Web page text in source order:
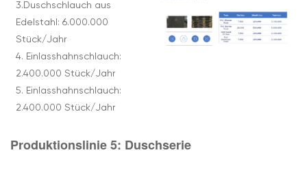
3.Duschschlauch aus
Edelstahl: 6.000.000
Stück/Jahr
4. Einlasshahnschlauch:
2.400.000 Stück/Jahr
5. Einlasshahnschlauch:
2.400.000 Stück/Jahr
Produktionslinie 5: Duschserie